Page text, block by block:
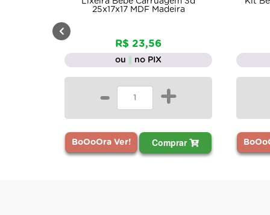
25x17x17 MDF Madeira
R$ 23,56
ou no PIX
- +
BoOoOra Ver! Comprar